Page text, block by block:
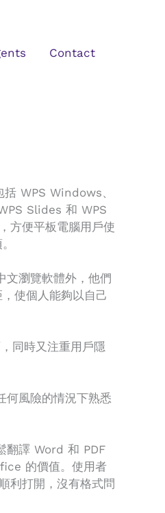
Contact
WPS Windows、
Slides 和 WPS
方便平板電腦用戶使
文瀏覽軟體外，他們
使個人能夠以自己
同時又注重用戶隱
何風險的情況下熟悉
翻譯 Word 和 PDF
的價值。使用者
利打開，沒有格式問